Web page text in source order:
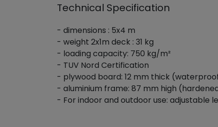
Technical Specification
- dimensions : 5x4 m
- weight 2x1m deck : 31 kg
- loading capacity: 750 kg/m²
- TUV Nord Certification
- plywood board: 12 mm thick
- aluminium frame: 87 mm high
- For indoor and outdoor use: adjustable